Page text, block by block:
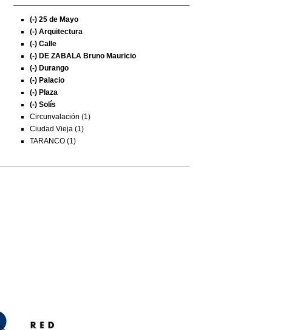
(-) 25 de Mayo
(-) Arquitectura
(-) Calle
(-) DE ZABALA Bruno Mauricio
(-) Durango
(-) Palacio
(-) Plaza
(-) Solís
Circunvalación (1)
Ciudad Vieja (1)
TARANCO (1)